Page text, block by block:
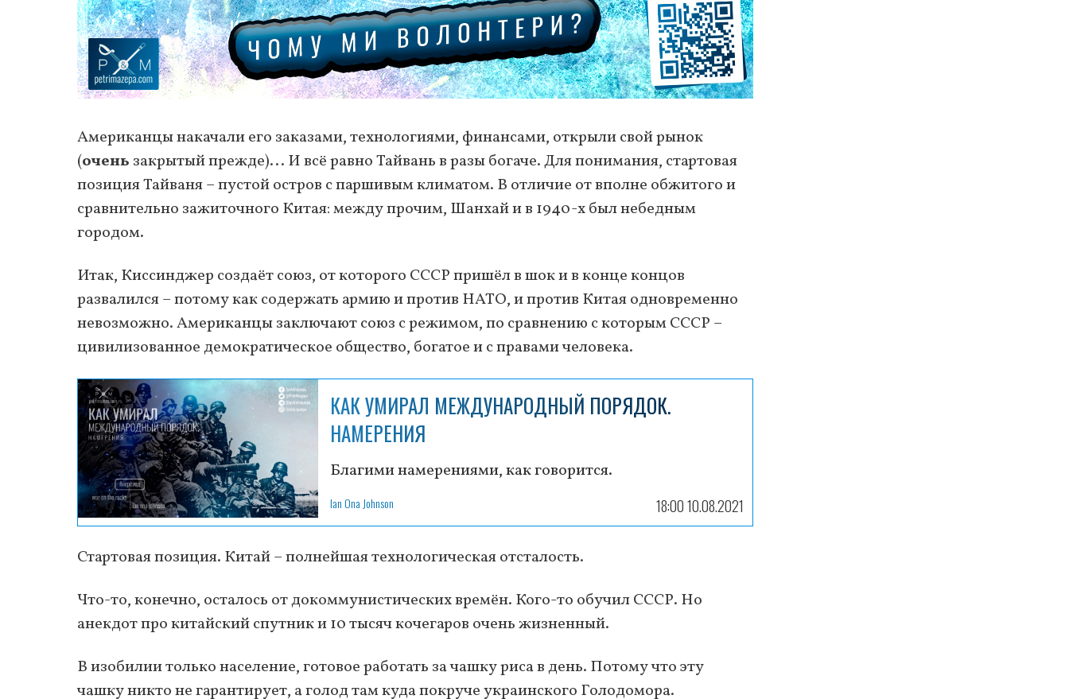
Американцы накачали его заказами, технологиями, финансами, открыли свой рынок
(очень закрытый прежде)... И всё равно Тайвань в разы богаче. Для понимания, стартовая
позиция Тайваня – пустой остров с паршивым климатом. В отличие от вполне обжитого и
сравнительно зажиточного Китая: между прочим, Шанхай и в 1940-х был небедным
городом.
Итак, Киссинджер создаёт союз, от которого СССР пришёл в шок и в конце концов
развалился – потому как содержать армию и против НАТО, и против Китая одновременно
невозможно. Американцы заключают союз с режимом, по сравнению с которым СССР –
цивилизованное демократическое общество, богатое и с правами человека.
КАК УМИРАЛ МЕЖДУНАРОДНЫЙ ПОРЯДОК.
НАМЕРЕНИЯ
Благими намерениями, как говорится.
Ian Ona Johnson 18:00 10.08.2021
Стартовая позиция. Китай – полнейшая технологическая отсталость.
Что-то, конечно, осталось от докоммунистических времён. Кого-то обучил СССР. Но
анекдот про китайский спутник и 10 тысяч кочегаров очень жизненный.
В изобилии только население, готовое работать за чашку риса в день. Потому что эту
чашку никто не гарантирует, а голод там куда покруче украинского Голодомора.